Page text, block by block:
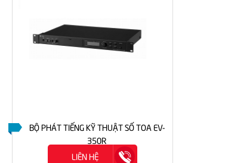
BỘ PHÁT TIẾNG KỸ THUẬT SỐ TOA EV-
350R
LIÊN HỆ